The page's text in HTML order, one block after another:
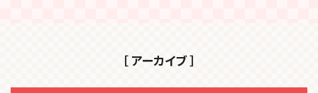
［ アーカイブ ］